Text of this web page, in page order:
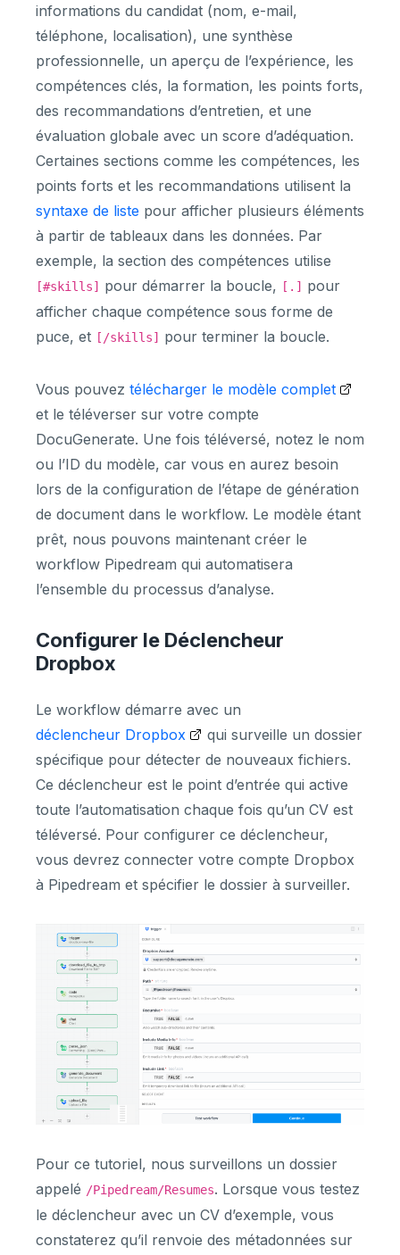
informations du candidat (nom, e-mail,
téléphone, localisation), une synthèse
professionnelle, un aperçu de l’expérience, les
compétences clés, la formation, les points forts,
des recommandations d’entretien, et une
évaluation globale avec un score d’adéquation.
Certaines sections comme les compétences, les
points forts et les recommandations utilisent la
syntaxe de liste pour afficher plusieurs éléments
à partir de tableaux dans les données. Par
exemple, la section des compétences utilise
[#skills] pour démarrer la boucle, [.]
pour
afficher chaque compétence sous forme de
puce, et [/skills] pour terminer la boucle.
Vous pouvez télécharger le modèle complet
et le téléverser sur votre compte
DocuGenerate. Une fois téléversé, notez le nom
ou l’ID du modèle, car vous en aurez besoin
lors de la configuration de l’étape de génération
de document dans le workflow. Le modèle étant
prêt, nous pouvons maintenant créer le
workflow Pipedream qui automatisera
l’ensemble du processus d’analyse.
Configurer le Déclencheur
Dropbox
Le workflow démarre avec un
déclencheur Dropbox
qui surveille un dossier
spécifique pour détecter de nouveaux fichiers.
Ce déclencheur est le point d’entrée qui active
toute l’automatisation chaque fois qu’un CV est
téléversé. Pour configurer ce déclencheur,
vous devrez connecter votre compte Dropbox
à Pipedream et spécifier le dossier à surveiller.
Pour ce tutoriel, nous surveillons un dossier
appelé /Pipedream/Resumes. Lorsque vous testez
le déclencheur avec un CV d’exemple, vous
constaterez qu’il renvoie des métadonnées sur